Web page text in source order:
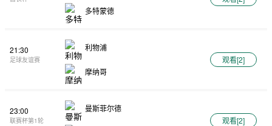
多特蒙德
21:30
足球友谊赛
利物浦
摩纳哥
观看[2]
23:00
联赛杯第1轮
曼斯菲尔德
观看[2]